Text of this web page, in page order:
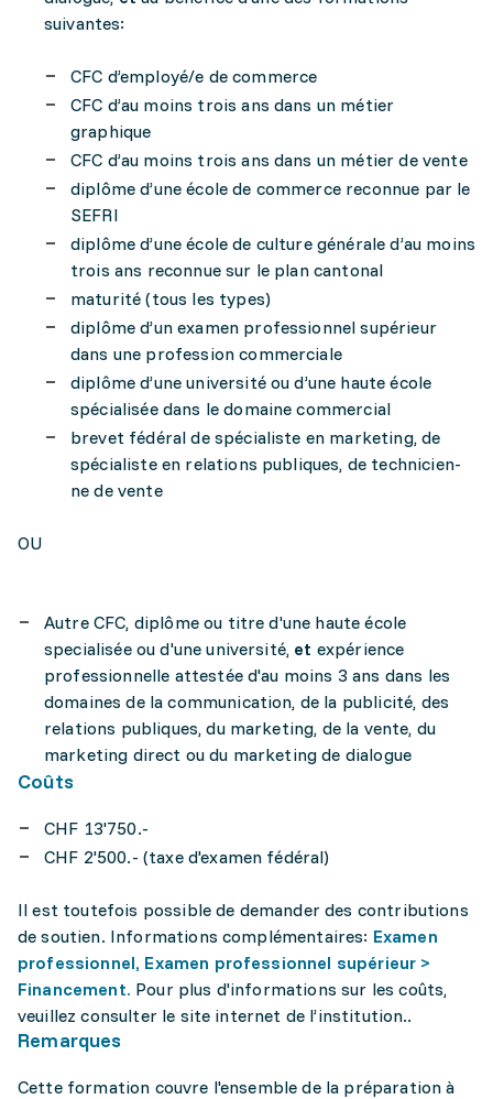
suivantes:
CFC d’employé/e de commerce
CFC d’au moins trois ans dans un métier
graphique
CFC d’au moins trois ans dans un métier de vente
diplôme d’une école de commerce reconnue par le
SEFRI
diplôme d’une école de culture générale d’au moins
trois ans reconnue sur le plan cantonal
maturité (tous les types)
diplôme d’un examen professionnel supérieur
dans une profession commerciale
diplôme d’une université ou d’une haute école
spécialisée dans le domaine commercial
brevet fédéral de spécialiste en marketing, de
spécialiste en relations publiques, de technicien-
ne de vente
OU
Autre CFC, diplôme ou titre d'une haute école
specialisée ou d'une université, et expérience
professionnelle attestée d'au moins 3 ans dans les
domaines de la communication, de la publicité, des
relations publiques, du marketing, de la vente, du
marketing direct ou du marketing de dialogue
Coûts
CHF 13'750.-
CHF 2'500.- (taxe d'examen fédéral)
Il est toutefois possible de demander des contributions
de soutien. Informations complémentaires: Examen
professionnel, Examen professionnel supérieur >
Financement. Pour plus d'informations sur les coûts,
veuillez consulter le site internet de l’institution..
Remarques
Cette formation couvre l'ensemble de la préparation à